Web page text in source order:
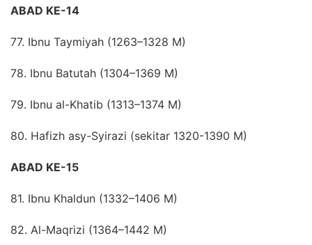
ABAD KE-14
77. Ibnu Taymiyah (1263–1328 M)
78. Ibnu Batutah (1304–1369 M)
79. Ibnu al-Khatib (1313–1374 M)
80. Hafizh asy-Syirazi (sekitar 1320-1390 M)
ABAD KE-15
81. Ibnu Khaldun (1332–1406 M)
82. Al-Maqrizi (1364–1442 M)